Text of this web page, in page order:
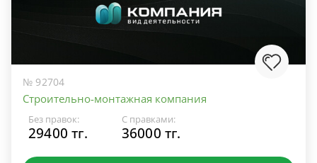
№ 92704
Строительно-монтажная компания
Без правок:
29400 тг.
С правками:
36000 тг.